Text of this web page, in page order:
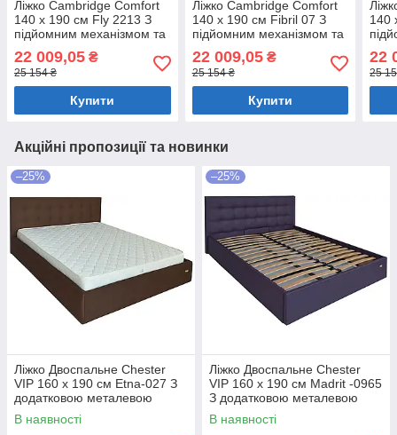
Ліжко Cambridge Comfort
140 х 190 см Fly 2213 З
підйомним механізмом та
нішою для білизни Світло-
коричневий
22 009,05 ₴
25 154 ₴
Купити
Ліжко Cambridge Comfort
140 х 190 см Fibril 07 З
підйомним механізмом та
нішою для білизни Сірий
22 009,05₴
25 154 ₴
Купити
140
22
25
Акційні пропозиції та новинки
–25%
Ліжко Двоспальне Chester
VIP 160 х 190 см Etna-027 З
додатковою металевою
цільнозварною рамою
Коричневий
В наявності
–25%
Ліжко Двоспальне Chester
VIP 160 х 190 см Madrit -0965
З додатковою металевою
цільнозварною рамою
Фіолетовий
В наявності